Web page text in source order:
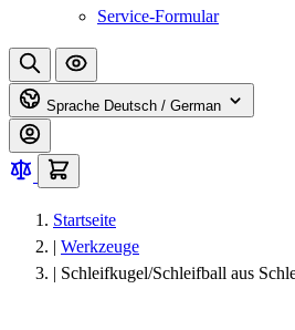
Service-Formular
Sprache Deutsch / German
Startseite
| Werkzeuge
| Schleifkugel/Schleifball aus